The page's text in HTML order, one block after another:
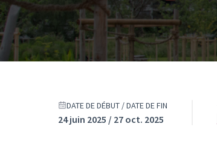
DATE DE DÉBUT / DATE DE FIN
24 juin 2025 / 27 oct. 2025